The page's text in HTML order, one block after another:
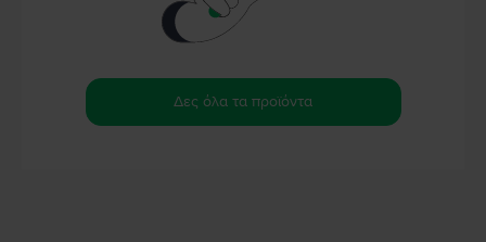
Δες όλα τα προϊόντα